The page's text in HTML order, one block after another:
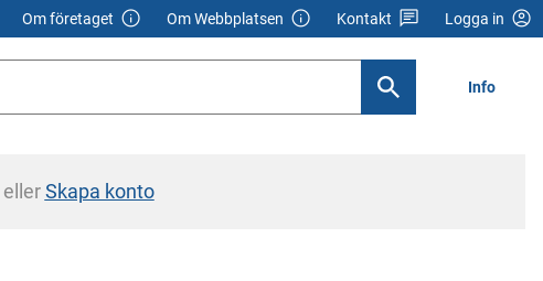
Om företaget Om Webbplatsen Kontakt Logga in
Info
ellerSkapa konto